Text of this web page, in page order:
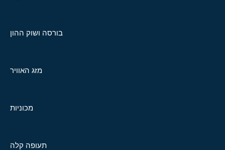
בורסה ושוק ההון
מזג האוויר
מכוניות
תעופה קלה